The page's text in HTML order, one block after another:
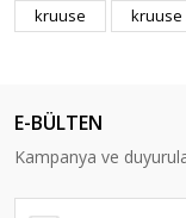
kruuse
kruuse
E-BÜLTEN
Kampanya ve